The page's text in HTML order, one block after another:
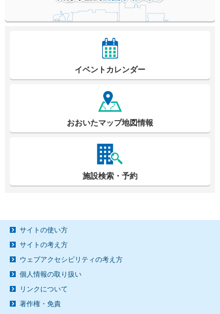
イベントカレンダー
おおいたマップ地図情報
施設検索・予約
サイトの使い方
サイトの考え方
ウェブアクセシビリティの考え方
個人情報の取り扱い
リンクについて
著作権・免責